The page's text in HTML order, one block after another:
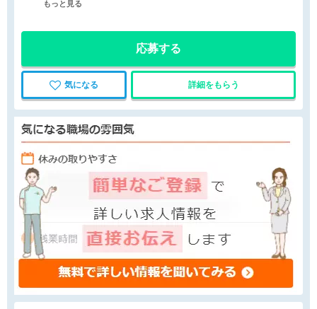
もっと見る
応募する
気になる 詳細をもらう